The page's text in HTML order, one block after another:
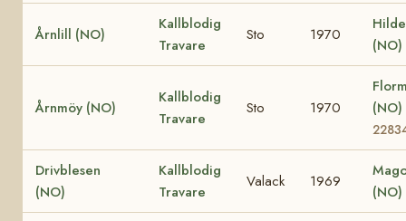
Årnlill (NO)
Kallblodig
Travare
Sto 1970
(NO)
Årnmöy (NO)
Kallblodig
Travare
Sto 1970
(NO)
Drivblesen
(NO)
Kallblodig
Travare
Valack 1969
(NO)